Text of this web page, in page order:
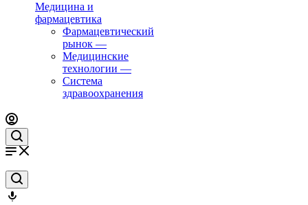
Медицина и
фармацевтика
Фармацевтический
рынок —
Медицинские
технологии —
Система
здравоохранения